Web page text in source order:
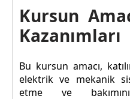
Kursun
Kazanımları
Bu kursun amacı,
elektrik ve mekanik
etme ve